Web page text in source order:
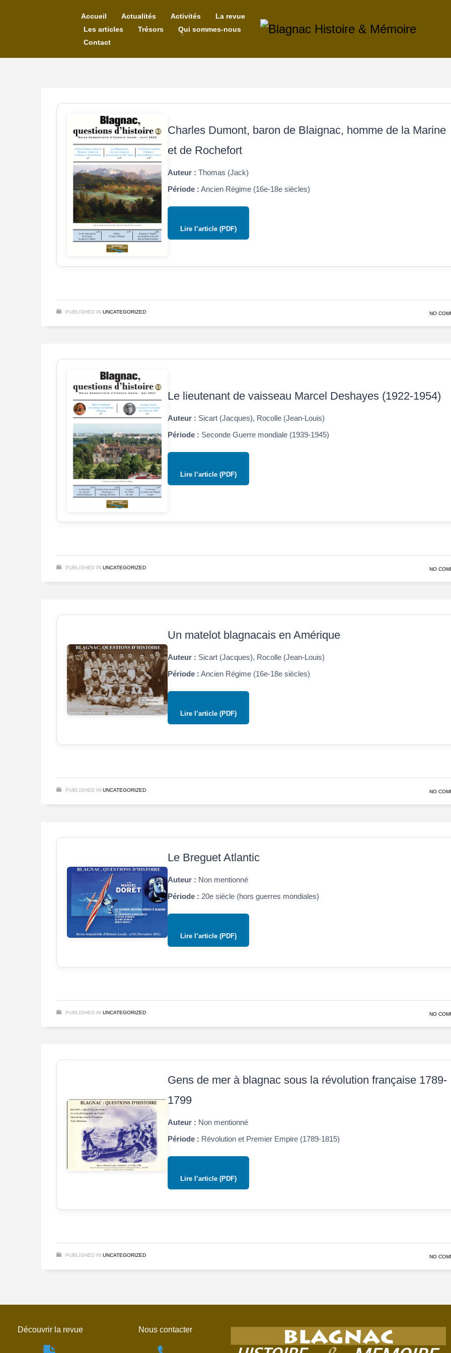
Accueil Actualités Activités
La revue
Les articles
Trésors
Qui sommes-nous
Contact
Charles Dumont, baron de Blaignac, homme de la Marine
et de Rochefort
Auteur : Thomas (Jack)
Période : Ancien Régime (16e-18e siècles)
Lire l’article (PDF)
PUBLISHED IN UNCATEGORIZED NO
Le lieutenant de vaisseau Marcel Deshayes (1922-1954)
Auteur : Sicart (Jacques), Rocolle (Jean-Louis)
Période : Seconde Guerre mondiale (1939-1945)
Lire l’article (PDF)
PUBLISHED IN UNCATEGORIZED NO
Un matelot blagnacais en Amérique
Auteur : Sicart (Jacques), Rocolle (Jean-Louis)
Période : Ancien Régime (16e-18e siècles)
Lire l’article (PDF)
PUBLISHED IN UNCATEGORIZED NO
Le Breguet Atlantic
Auteur : Non mentionné
Période : 20e siècle (hors guerres mondiales)
Lire l’article (PDF)
PUBLISHED IN UNCATEGORIZED NO
Gens de mer à blagnac sous la révolution française 1789-
1799
Auteur : Non mentionné
Période : Révolution et Premier Empire (1789-1815)
Lire l’article (PDF)
PUBLISHED IN UNCATEGORIZED NO
Découvrir la revue Nous contacter